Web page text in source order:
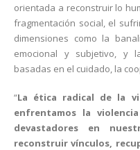
orientada a reconstruir lo
fragmentación social, el
dimensiones como la
emocional y subjetivo, y
basadas en el cuidado, la
“La ética radical de la
enfrentamos la
devastadores en
reconstruir vínculos,